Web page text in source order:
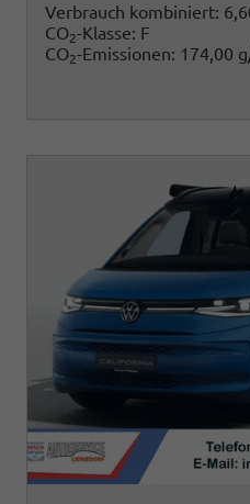
Verbrauch kombiniert:
CO2-Klasse: F
CO2-Emissionen: 174,00